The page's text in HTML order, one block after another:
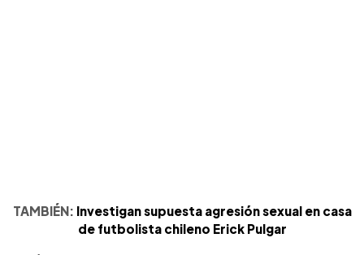
TAMBIÉN: Investigan supuesta agresión sexual en casa
de futbolista chileno Erick Pulgar